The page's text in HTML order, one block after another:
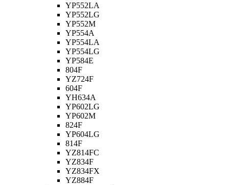
YP552LA
YP552LG
YP552M
YP554A
YP554LA
YP554LG
YP584E
804F
YZ724F
604F
YH634A
YP602LG
YP602M
824F
YP604LG
814F
YZ814FC
YZ834F
YZ834FX
YZ884F